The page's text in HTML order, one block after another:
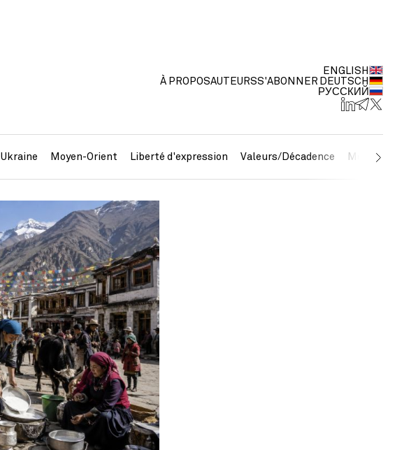
À PROPOSAUTEURSS'ABONNER
ENGLISH
DEUTSCH
РУССКИЙ
Ukraine Moyen-Orient Liberté d'expression Valeurs/Décadence Métaux